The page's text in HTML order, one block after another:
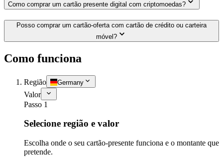
Como comprar um cartão presente digital com criptomoedas?
Posso comprar um cartão-oferta com cartão de crédito ou carteira
móvel?
Como funciona
Região Germany
Valor
Passo 1
Selecione região e valor
Escolha onde o seu cartão-presente funciona e o montante que
pretende.